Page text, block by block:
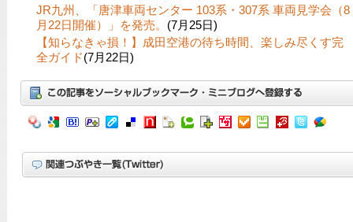
JR九州、「唐津車両センター 103系・307系 車両見学会（8
月22日開催）」を発売。 (7月25日)
【知らなきゃ損！】成田空港の待ち時間、楽しみ尽くす完
全ガイド(7月22日)